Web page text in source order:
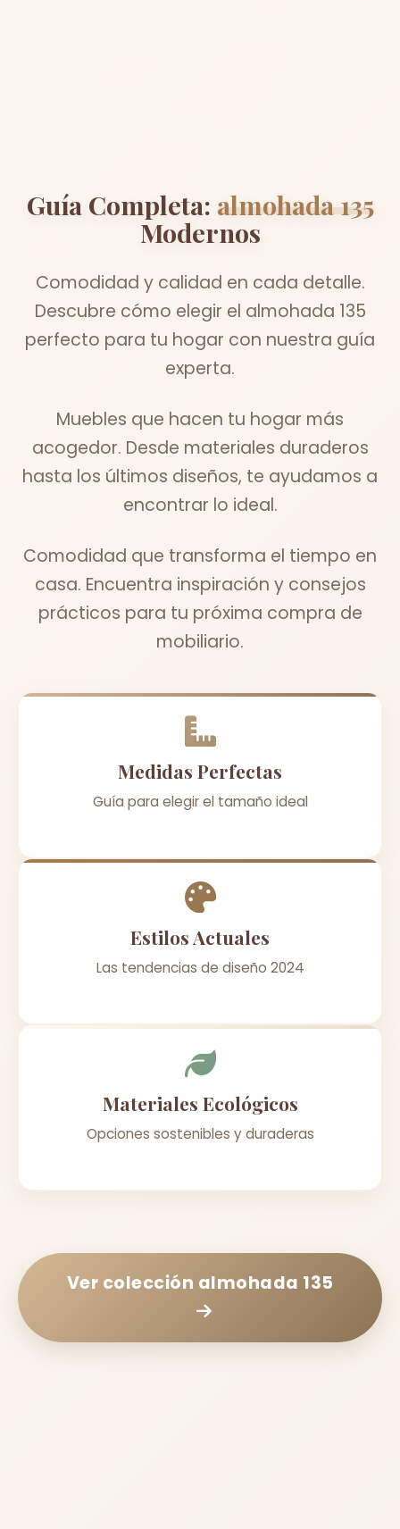
Guía Completa: almohada 135
Modernos
Comodidad y calidad en cada detalle.
Descubre cómo elegir el almohada 135
perfecto para tu hogar con nuestra guía
experta.
Muebles que hacen tu hogar más
acogedor. Desde materiales duraderos
hasta los últimos diseños, te ayudamos a
encontrar lo ideal.
Comodidad que transforma el tiempo en
casa. Encuentra inspiración y consejos
prácticos para tu próxima compra de
mobiliario.
Medidas Perfectas
Guía para elegir el tamaño ideal
Estilos Actuales
Las tendencias de diseño 2024
Materiales Ecológicos
Opciones sostenibles y duraderas
Ver colección almohada 135